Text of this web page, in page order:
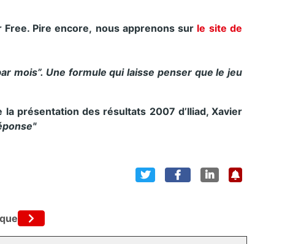
Pire encore, nous apprenons sur le site de
mois”. Une formule qui laisse penser que le jeu
la présentation des résultats 2007 d’Iliad, Xavier